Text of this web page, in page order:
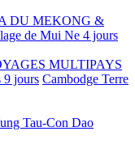
DU MEKONG &
de Mui Ne 4 jours
MULTIPAYS
9 jours Cambodge Terre
Tau-Con Dao